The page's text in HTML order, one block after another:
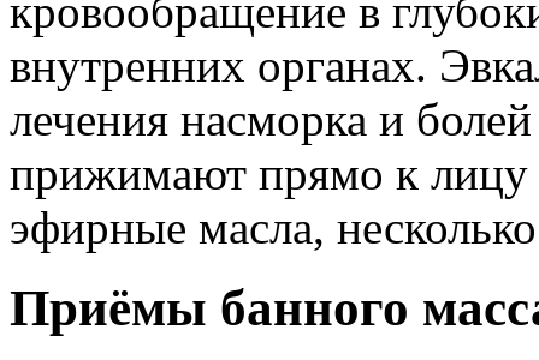
кровообращение в
внутренних органах.
лечения насморка и
прижимают прямо к
эфирные масла,
Приёмы банного